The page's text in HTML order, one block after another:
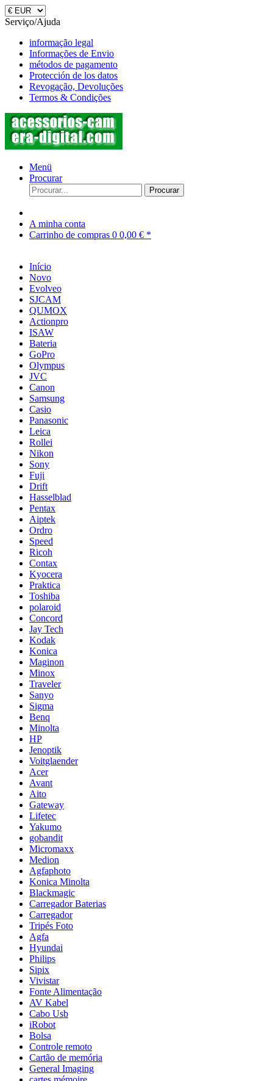
Serviço/Ajuda
informação legal
Informações de Envio
métodos de pagamento
Protección de los datos
Revogação, Devoluções
Termos & Condições
Menü
Procurar
Procurar
A minha conta
Carrinho de compras 0 0,00 € *
Início
Novo
Evolveo
SJCAM
QUMOX
Actionpro
ISAW
Bateria
GoPro
Olympus
JVC
Canon
Samsung
Casio
Panasonic
Leica
Rollei
Nikon
Sony
Fuji
Drift
Hasselblad
Pentax
Aiptek
Ordro
Speed
Ricoh
Contax
Kyocera
Praktica
Toshiba
polaroid
Concord
Jay Tech
Kodak
Konica
Maginon
Minox
Traveler
Sanyo
Sigma
Benq
Minolta
HP
Jenoptik
Voitglaender
Acer
Avant
Aito
Gateway
Lifetec
Yakumo
gobandit
Micromaxx
Medion
Agfaphoto
Konica Minolta
Blackmagic
Carregador Baterias
Carregador
Tripés Foto
Agfa
Hyundai
Philips
Sipix
Vivistar
Fonte Alimentação
AV Kabel
Cabo Usb
iRobot
Bolsa
Controle remoto
Cartão de memória
General Imaging